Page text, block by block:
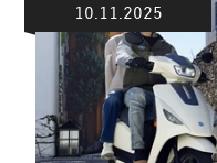
10.11.2025